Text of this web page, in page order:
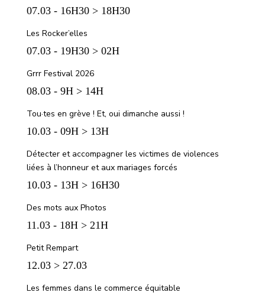
07.03 - 16H30 > 18H30
Les Rocker’elles
07.03 - 19H30 > 02H
Grrr Festival 2026
08.03 - 9H > 14H
Tou·tes en grève ! Et, oui dimanche aussi !
10.03 - 09H > 13H
Détecter et accompagner les victimes de violences
liées à l’honneur et aux mariages forcés
10.03 - 13H > 16H30
Des mots aux Photos
11.03 - 18H > 21H
Petit Rempart
12.03 > 27.03
Les femmes dans le commerce équitable